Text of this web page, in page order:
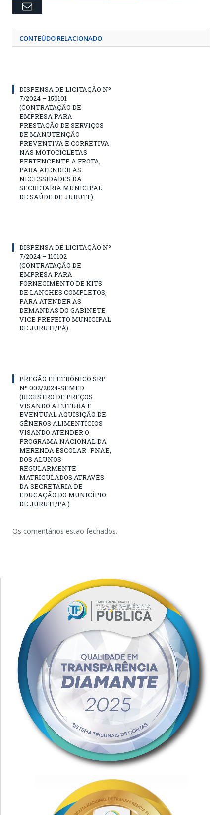
Email
CONTEÚDO RELACIONADO
DISPENSA DE LICITAÇÃO Nº
7/2024 – 150101
(CONTRATAÇÃO DE
EMPRESA PARA
PRESTAÇÃO DE SERVIÇOS
DE MANUTENÇÃO
PREVENTIVA E CORRETIVA
NAS MOTOCICLETAS
PERTENCENTE A FROTA,
PARA ATENDER AS
NECESSIDADES DA
SECRETARIA MUNICIPAL
DE SAÚDE DE JURUTI.)
DISPENSA DE LICITAÇÃO Nº
7/2024 – 110102
(CONTRATAÇÃO DE
EMPRESA PARA
FORNECIMENTO DE KITS
DE LANCHES COMPLETOS,
PARA ATENDER AS
DEMANDAS DO GABINETE
VICE PREFEITO MUNICIPAL
DE JURUTI/PÁ)
PREGÃO ELETRÔNICO SRP
Nº 002/2024-SEMED
(REGISTRO DE PREÇOS
VISANDO A FUTURA E
EVENTUAL AQUISIÇÃO DE
GÊNEROS ALIMENTÍCIOS
VISANDO ATENDER O
PROGRAMA NACIONAL DA
MERENDA ESCOLAR- PNAE,
DOS ALUNOS
REGULARMENTE
MATRICULADOS ATRAVÉS
DA SECRETARIA DE
EDUCAÇÃO DO MUNICÍPIO
DE JURUTI/PA.)
Os comentários estão fechados.